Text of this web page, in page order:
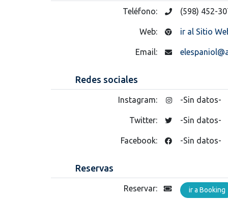
Teléfono: (598) 452-
Web: ir al Sitio
Email:
Redes sociales
Instagram: -Sin datos-
Twitter: -Sin datos-
Facebook: -Sin datos-
Reservas
Reservar: ir a Booking